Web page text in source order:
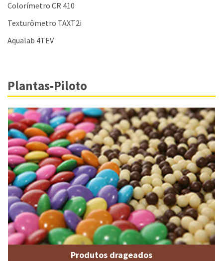
Colorímetro CR 410
Texturômetro TAXT2i
Aqualab 4TEV
Plantas-Piloto
Produtos drageados